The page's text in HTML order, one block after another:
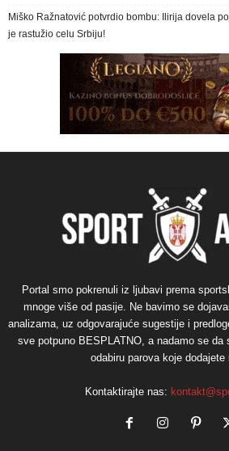
Miško Ražnatović potvrdio bombu: Ilirija dovela
je rastužio celu Srbiju!
Portal smo pokrenuli iz ljubavi prema
mnoge više od pasije. Ne bavimo se
analizama, uz odgovarajuće sugestije i
sve potpuno BESPLATNO, a nadamo se da
odabiru parova koje dodajete
Kontaktirajte nas: